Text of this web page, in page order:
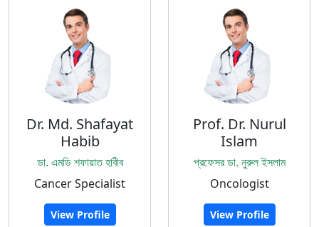
Dr. Md. Shafayat
Habib
ডা. এমডি শফায়াত হাবীব
Cancer Specialist
View Profile
Prof. Dr. Nurul
Islam
প্রফেসর ডা. নুরুল ইসলাম
Oncologist
View Profile